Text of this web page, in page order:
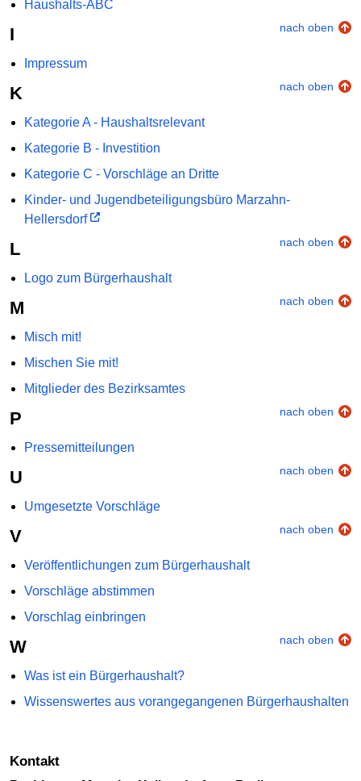
Haushalts-ABC
I nach oben
Impressum
K nach oben
Kategorie A - Haushaltsrelevant
Kategorie B - Investition
Kategorie C - Vorschläge an Dritte
Kinder- und Jugendbeteiligungsbüro Marzahn-
Hellersdorf
L nach oben
Logo zum Bürgerhaushalt
M nach oben
Misch mit!
Mischen Sie mit!
Mitglieder des Bezirksamtes
P nach oben
Pressemitteilungen
U nach oben
Umgesetzte Vorschläge
V nach oben
Veröffentlichungen zum Bürgerhaushalt
Vorschläge abstimmen
Vorschlag einbringen
W nach oben
Was ist ein Bürgerhaushalt?
Wissenswertes aus vorangegangenen Bürgerhaushalten
Kontakt